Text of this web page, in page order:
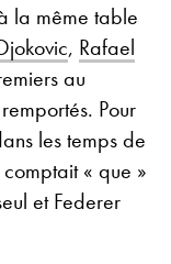
la même table
, Rafael
au
Pour
les temps de
« que »
et Federer